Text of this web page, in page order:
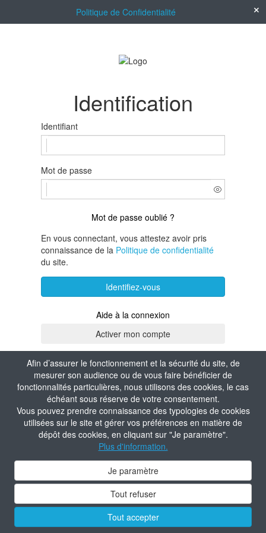
Afin d’assurer le fonctionnement et la sécurité du site, de
mesurer son audience ou de vous faire bénéficier de
fonctionnalités particulières, nous utilisons des cookies, le cas
échéant sous réserve de votre consentement.
Vous pouvez prendre connaissance des typologies de cookies
utilisées sur le site et gérer vos préférences en matière de
dépôt des cookies, en cliquant sur "Je paramètre".
Plus d'information.
Je paramètre
Tout refuser
Tout accepter
Politique de Confidentialité
Identification
Identifiant
Mot de passe
Mot de passe oublié ?
En vous connectant, vous attestez avoir pris
connaissance de la Politique de confidentialité
du site.
Identifiez-vous
Aide à la connexion